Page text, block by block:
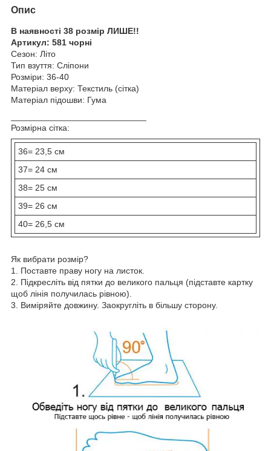
Опис
В наявності 38 розмір ЛИШЕ!!
Артикул: 581 чорні
Сезон: Літо
Тип взуття: Сліпони
Розміри: 36-40
Матеріал верху: Текстиль (сітка)
Матеріал підошви: Гума
Розмірна сітка:
36= 23,5 см
37= 24 см
38= 25 см
39= 26 см
40= 26,5 см
Як вибрати розмір?
1. Поставте праву ногу на листок.
2. Підкресліть від пятки до великого пальця (підставте картку
щоб лінія получилась рівною).
3. Виміряйте довжину. Заокругліть в більшу сторону.